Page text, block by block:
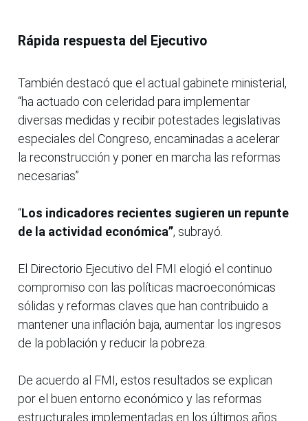
Rápida respuesta del Ejecutivo
También destacó que el actual gabinete ministerial,
“ha actuado con celeridad para implementar
diversas medidas y recibir potestades legislativas
especiales del Congreso, encaminadas a acelerar
la reconstrucción y poner en marcha las reformas
necesarias”
“Los indicadores recientes sugieren un repunte
de la actividad económica”, subrayó.
El Directorio Ejecutivo del FMI elogió el continuo
compromiso con las políticas macroeconómicas
sólidas y reformas claves que han contribuido a
mantener una inflación baja, aumentar los ingresos
de la población y reducir la pobreza.
De acuerdo al FMI, estos resultados se explican
por el buen entorno económico y las reformas
estructurales implementadas en los últimos años.